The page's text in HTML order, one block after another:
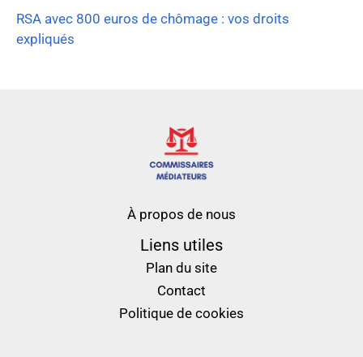
RSA avec 800 euros de chômage : vos droits
expliqués
À propos de nous
Liens utiles
Plan du site
Contact
Politique de cookies